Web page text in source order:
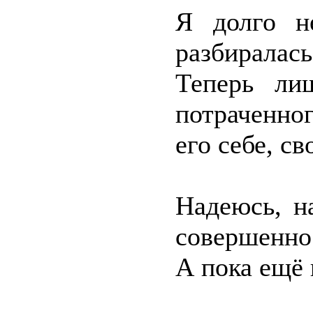
Я долго
Теперь
его себе,
Надеюсь,
А пока ещё